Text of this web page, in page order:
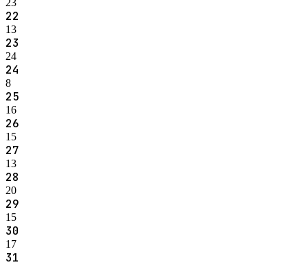
22
13
23
24
24
8
25
16
26
15
27
13
28
20
29
15
30
17
31